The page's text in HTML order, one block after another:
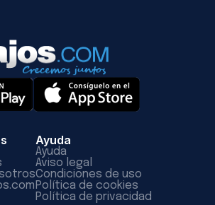
Ayuda
Ayuda
Aviso legal
Condiciones de uso
Política de cookies
Política de privacidad